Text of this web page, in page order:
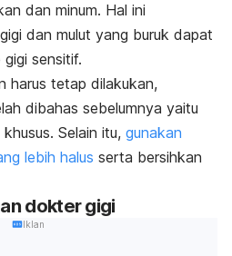
dan minum. Hal ini
dan mulut yang buruk dapat
sensitif.
harus tetap dilakukan,
dibahas sebelumnya yaitu
Selain itu, gunakan
lebih halus serta bersihkan
dokter gigi
Iklan